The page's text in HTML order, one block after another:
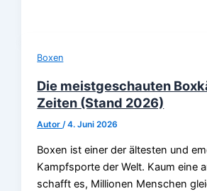
Boxen
Die meistgeschauten
Zeiten (Stand 2026)
Autor/4. Juni 2026
Boxen ist einer der ältesten und
Kampfsporte der Welt. Kaum eine
schafft es, Millionen Menschen